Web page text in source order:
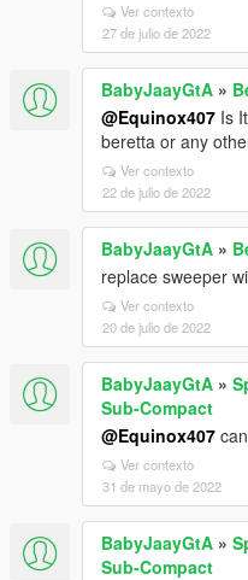
Ver contexto
27 de julio de 2022
BabyJaayGtA »
@Equinox407 Is
beretta or any
Ver contexto
22 de julio de 2022
BabyJaayGtA »
replace sweeper
Ver contexto
20 de julio de 2022
BabyJaayGtA »
Sub-Compact
@Equinox407
Ver contexto
31 de mayo de 2022
BabyJaayGtA »
Sub-Compact